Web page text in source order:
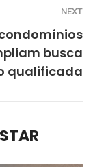
NEXT
busca
qualificada